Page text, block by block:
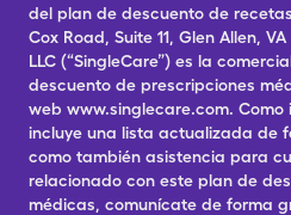
del plan de descuento de
Cox Road, Suite 11, Glen Allen,
LLC (“SingleCare”) es la
descuento de prescripciones
web www.singlecare.com.
incluye una lista actualizada de
como también asistencia para
relacionado con este plan de
médicas, comunícate de forma